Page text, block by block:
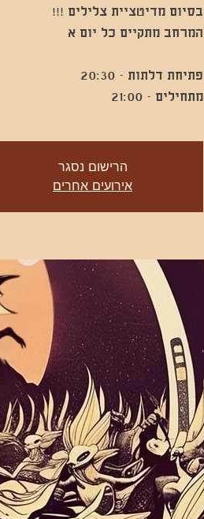
מתחילים - 21:00
הרישום נסגר
אירועים אחרים